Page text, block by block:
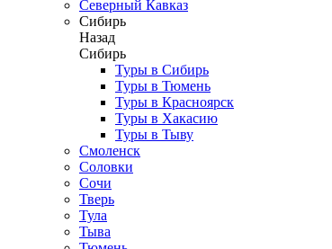
Северный Кавказ
Сибирь
Назад
Сибирь
Туры в Сибирь
Туры в Тюмень
Туры в Красноярск
Туры в Хакасию
Туры в Тыву
Смоленск
Соловки
Сочи
Тверь
Тула
Тыва